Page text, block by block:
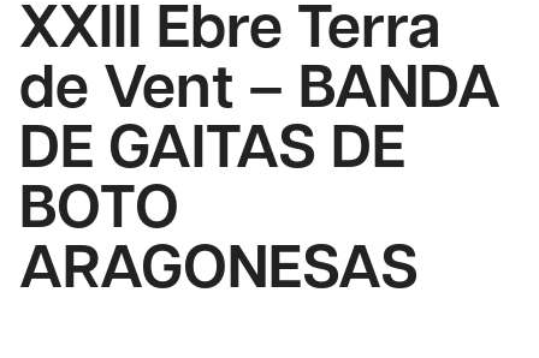
XXIII Ebre Terra
de Vent – BANDA
DE GAITAS DE
BOTO
ARAGONESAS